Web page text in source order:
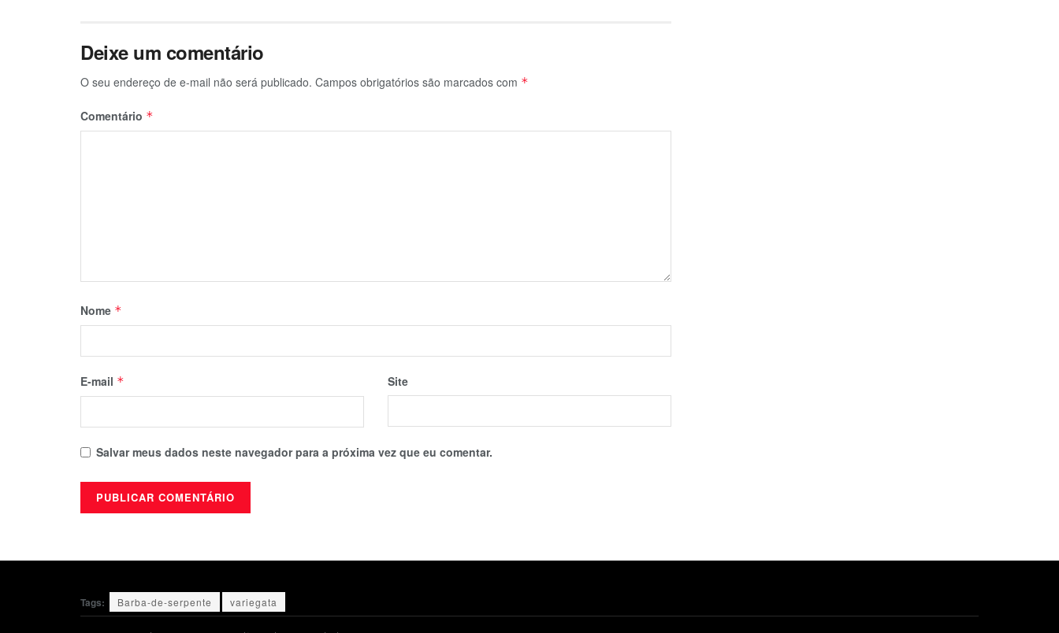
Deixe um comentário
O seu endereço de e-mail não será publicado. Campos obrigatórios são marcados com *
Comentário *
Nome *
E-mail * Site
Salvar meus dados neste navegador para a próxima vez que eu comentar.
Tags: Barba-de-serpente variegata